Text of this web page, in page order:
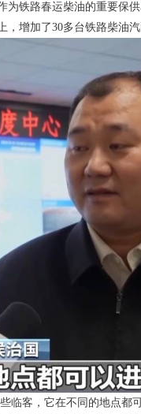
铁路春运柴油的重要保
增加了30多台铁路柴油汽
临客，它在不同的地点都